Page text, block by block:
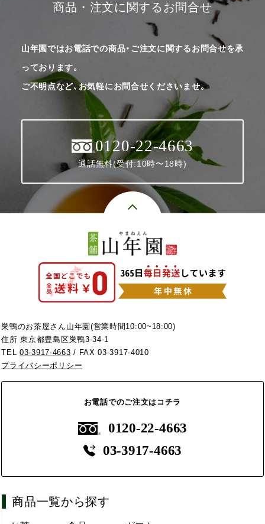
商品・注文に関するお問合せ
山年園ではお電話での商品・ご注文に関するお問合せを承
っております。
ご不明点など、お気軽にお問合せくださいませ。
0120-22-4663
通話無料(受付:10時〜18時)
巣鴨のお茶屋さん山年園(営業時間10:00~18:00)
住所 東京都豊島区巣鴨3-34-1
TEL03-3917-4663 / FAX 03-3917-4010
プライバシーポリシー
お電話でのご注文はコチラ
0120-22-4663
03-3917-4663
商品一覧から探す